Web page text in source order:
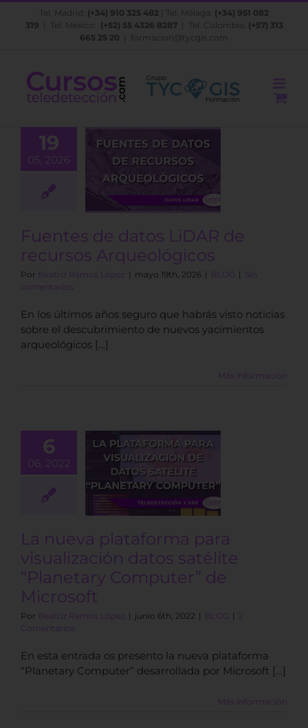
Saltar
Tel. Madrid: (+34) 910 325 482 | Tel. Málaga: (+34) 951 082
319 | Tel. México: (+52) 55 4326 8287| Tel. Colombia: (+57) 313
665 25 20
formacion@tycgis.com
19
05, 2026
de datos
Fuentes de datos LiDAR de
recursos Arqueológicos
Por Beatriz Ramos López | mayo 19th, 2026 | BLOG | Sin
comentarios
En los últimos años seguro que habrás visto noticias
sobre el descubrimiento de nuevos yacimientos
arqueológicos […]
Más información
6
06, 2022
nueva
para
La nueva plataforma para
visualización datos satélite
“Planetary Computer” de
Microsoft
Por Beatriz Ramos López | junio 6th, 2022 | BLOG | 2
Comentarios
En esta entrada os presento la nueva plataforma
“Planetary Computer” desarrollada por Microsoft […]
Más información